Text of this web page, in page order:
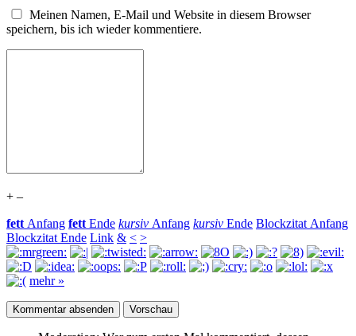
Meinen Namen, E-Mail und Website in diesem Browser
speichern, bis ich wieder kommentiere.
+ –
fett Anfang fett Ende kursiv Anfang kursiv Ende Blockzitat Anfang
Blockzitat Ende Link & < >
mehr »